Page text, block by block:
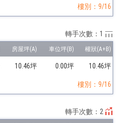
樓別：9/16
10.46坪 0.00坪 10.46坪
樓別：9/16
轉手次數：1
轉手次數：2